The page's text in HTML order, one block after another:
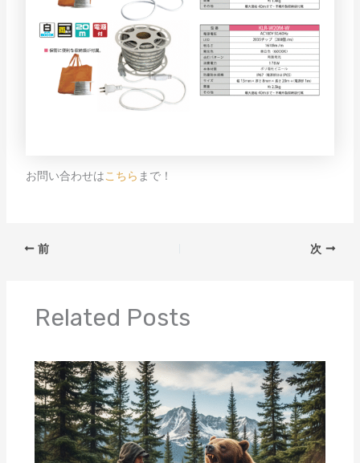
お問い合わせはこちら まで！
前 次
Related Posts